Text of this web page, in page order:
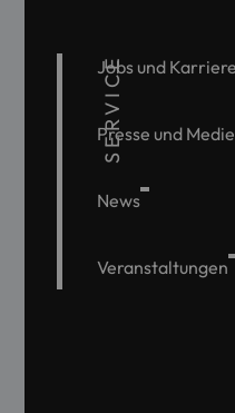
SERVICE
Jobs und Karriere
Presse und
News
Veranstaltungen